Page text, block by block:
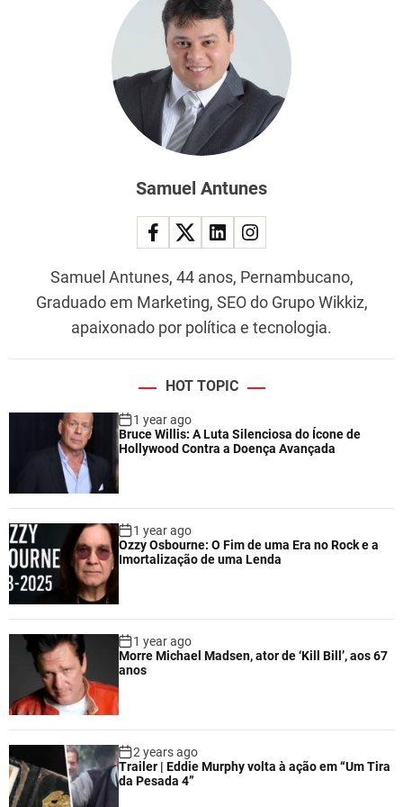
Samuel Antunes
Samuel Antunes, 44 anos, Pernambucano,
Graduado em Marketing, SEO do Grupo Wikkiz,
apaixonado por política e tecnologia.
HOT TOPIC
1 year ago
Bruce Willis: A Luta Silenciosa do Ícone de
Hollywood Contra a Doença Avançada
1 year ago
Ozzy Osbourne: O Fim de uma Era no Rock e a
Imortalização de uma Lenda
1 year ago
Morre Michael Madsen, ator de ‘Kill Bill’, aos 67
anos
2 years ago
Trailer | Eddie Murphy volta à ação em “Um Tira
da Pesada 4”